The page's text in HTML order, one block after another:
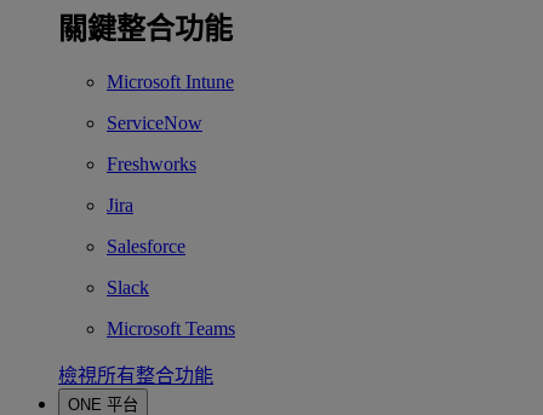
關鍵整合功能
Microsoft Intune
ServiceNow
Freshworks
Jira
Salesforce
Slack
Microsoft Teams
檢視所有整合功能
ONE 平台